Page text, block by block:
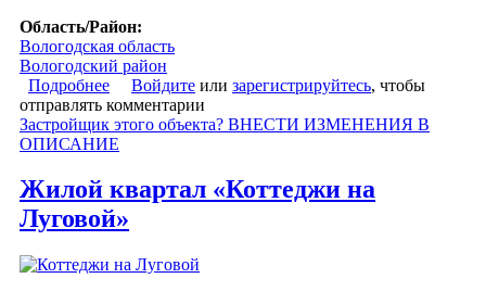
Область/Район:
Вологодская область
Вологодский район
Подробнее о Коттеджный поселок «Андреевская слобода»
Войдите или зарегистрируйтесь, чтобы
отправлять комментарии
Застройщик этого объекта? ВНЕСТИ ИЗМЕНЕНИЯ В
ОПИСАНИЕ
Жилой квартал «Коттеджи на
Луговой»